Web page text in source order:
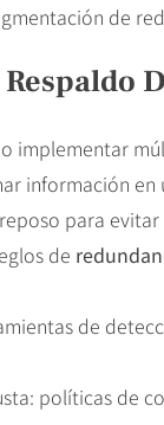
de
Respaldo
implementar
información en
para
de
de
políticas de